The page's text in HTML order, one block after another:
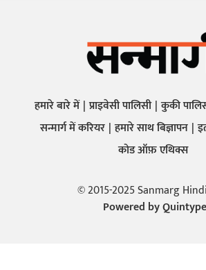
हमारे बारे में प्राइवेसी पालिसी कुकी
सन्मार्ग में करियर हमारे साथ बिज्ञापन
कोड ऑफ़ एथिक्स
© 2015-2025 Sanmarg
Powered byQuintype